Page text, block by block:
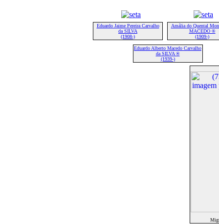
Eduardo Jaime Pereira Carvalho
da SILVA
(1908-)
Amália do Quental
MACEDO ®
(1909-)
Eduardo Alberto Macedo Carvalho
da SILVA ®
(1939-)